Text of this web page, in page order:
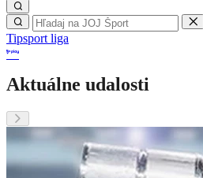
Tipsport liga
Aktuálne udalosti